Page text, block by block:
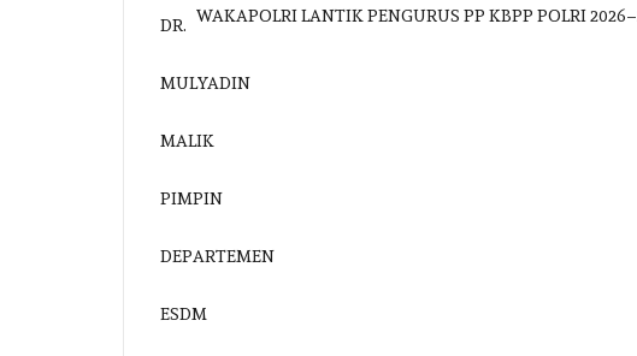
WAKAPOLRI LANTIK PENGURUS PP KBPP POLRI